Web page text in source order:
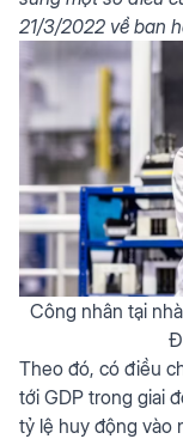
21/3/2022 về ban
Công nhân tại
Theo đó, có điều
tới GDP trong giai
tỷ lệ huy động vào